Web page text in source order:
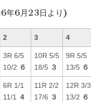
年6月23日より)
2 3 4
3R 6/5
10/2 ６
10R 5/5
18/5 ３
9R 5/5
13/5 ６
6R 1/1
11/1
４
11R 2/2
17/6 ３
12R 3/3
13/2 ６